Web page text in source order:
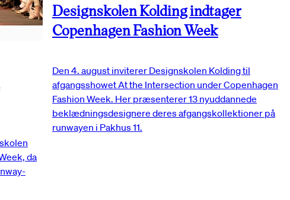
da
Designskolen Kolding indtager
Copenhagen Fashion Week
Den 4. august inviterer Designskolen Kolding til
afgangsshowet At the Intersection under Copenhagen
Fashion Week. Her præsenterer 13 nyuddannede
beklædningsdesignere deres afgangskollektioner på
runwayen i Pakhus 11.